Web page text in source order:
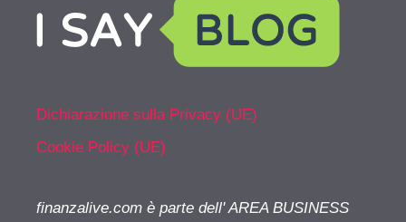
Dichiarazione sulla Privacy (UE)
Cookie Policy (UE)
finanzalive.com è parte dell' AREA BUSINESS